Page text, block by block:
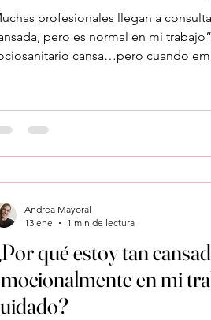
profesionales llegan a
pero es normal en mi
cansa…pero cuando
logopeda, médica,
sociosanitario , quizá te
qué estoy tan
en mi
Andrea Mayoral
13 ene
1 min de lectura